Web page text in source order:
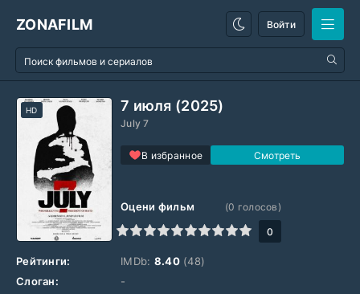
ZONAFILM Войти
7 июля (2025)
July 7
В избранное
HD
Оцени фильм
2 3 4 5 7 8 9 10
(0 голосов)
0
Рейтинги: IMDb: 8.40(48)
Слоган:
-